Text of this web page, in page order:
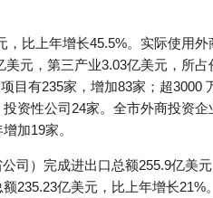
比上年增长45.5%。实际使用
元，第三产业3.03亿美元，所
目有235家，增加83家；超3000
资性公司24家。全市外商投资
加19家。
司）完成进出口总额255.9亿美
235.23亿美元，比上年增长21%